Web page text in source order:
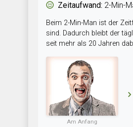
Zeitaufwand: 2-Min-
Beim 2-Min-Man ist der
sind. Dadurch bleibt der
seit mehr als 20 Jahren
Am Anfang